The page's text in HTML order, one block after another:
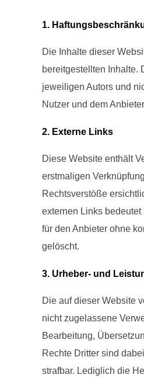
1.
Die Inhalte dieser
bereitgestellten Inhalte.
jeweiligen Autors und
Nutzer und dem
2. Externe Links
Diese Website enthält
erstmaligen
Rechtsverstöße
externen Links
für den Anbieter ohne
gelöscht.
3. Urheber- und
Die auf dieser Website
nicht zugelassene
Bearbeitung,
Rechte Dritter sind
strafbar. Lediglich die